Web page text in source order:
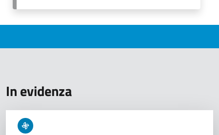
In evidenza